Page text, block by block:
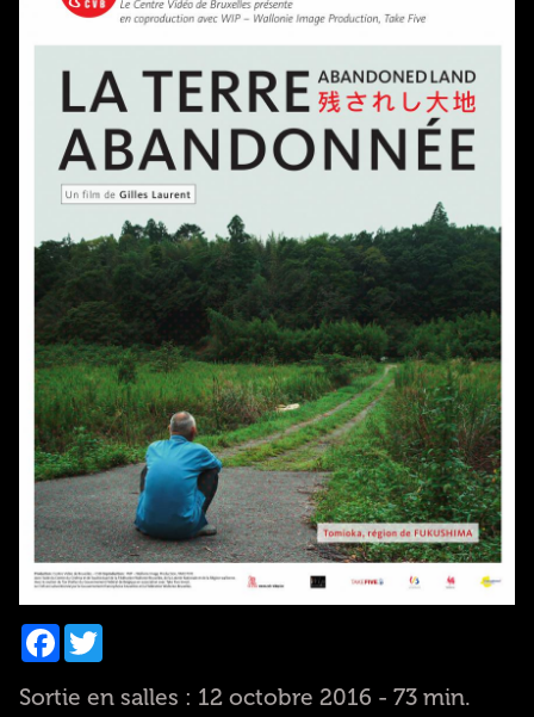
Facebook
Twitter
Sortie en salles : 12 octobre 2016 - 73 min.